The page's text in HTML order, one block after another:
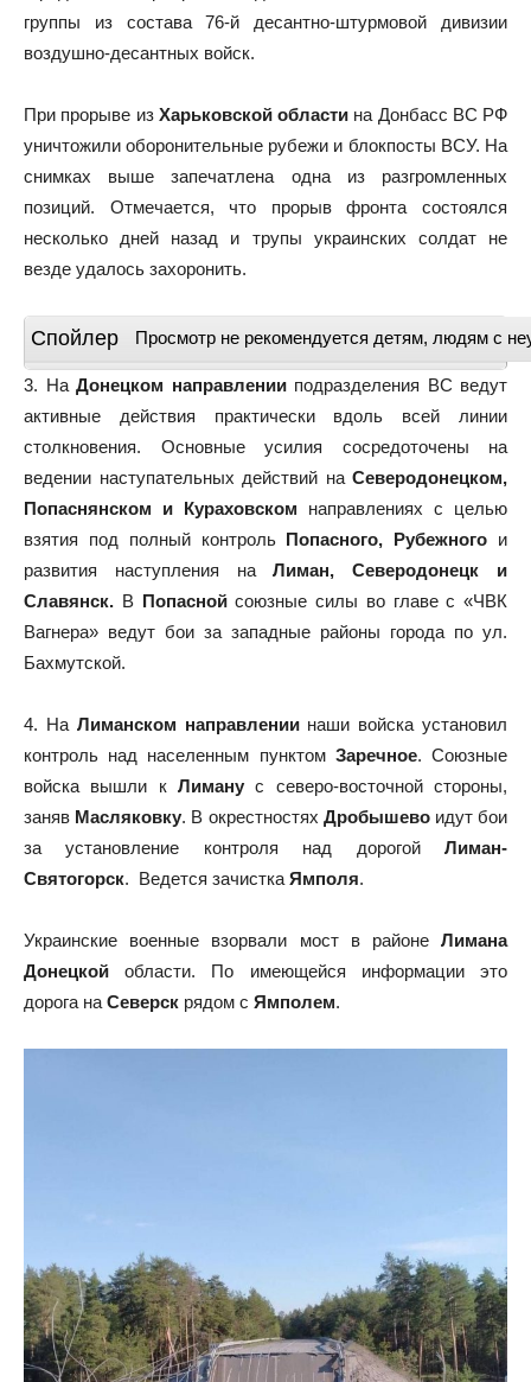
группы из состава 76-й десантно-штурмовой дивизии
воздушно-десантных войск.
При прорыве из Харьковской области на Донбасс ВС РФ
уничтожили оборонительные рубежи и блокпосты ВСУ. На
снимках выше запечатлена одна из разгромленных
позиций. Отмечается, что прорыв фронта состоялся
несколько дней назад и трупы украинских солдат не
везде удалось захоронить.
Спойлер Просмотр не рекомендуется детям, людям с
3. На Донецком направленииподразделения ВС ведут
активные действия практически вдоль всей линии
столкновения. Основные усилия сосредоточены на
ведении наступательных действий на Северодонецком,
Попаснянском и Кураховском направлениях с целью
взятия под полный контроль Попасного, Рубежного и
развития наступления наЛиман, Северодонецк и
Славянск. ВПопаснойсоюзные силы во главе с «ЧВК
Вагнера» ведут бои за западные районы города по ул.
Бахмутской.
4. На Лиманском направлениинаши войска установил
контроль над населенным пунктом Заречное. Союзные
войска вышли к Лиману с северо-восточной стороны,
заняв Масляковку. В окрестностях Дробышевоидут бои
за установление контроля над дорогой Лиман-
Святогорск. Ведется зачистка Ямполя.
Украинские военные взорвали мост в районе Лимана
Донецкой области. По имеющейся информации это
дорога на Северск рядом с Ямполем.